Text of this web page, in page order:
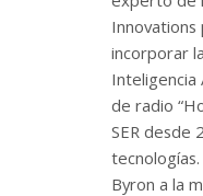
Innovations
incorporar
Inteligencia
de radio
SER desde
Byron a la